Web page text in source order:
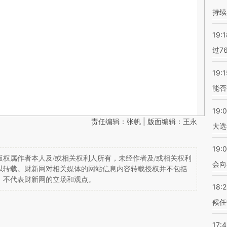
责任编辑：张帆 | 版面编辑：王永
属作者本人及/或相关权利人所有，未经作者及/或相关权利
载。财新网对相关媒体的网站信息内容转载授权并不包括
代表财新网的立场和观点。
持
过
能
大
会
候